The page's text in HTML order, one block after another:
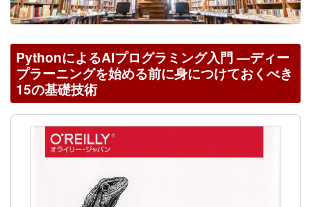
PythonによるAIプログラミング入門 ―ディー
プラーニングを始める前に身につけておくべき
15の基礎技術